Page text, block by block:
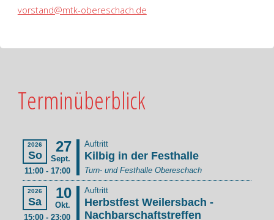
vorstand@mtk-obereschach.de
Terminüberblick